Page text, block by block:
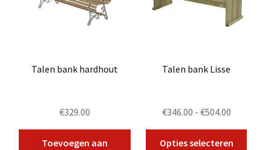
Talen bank hardhout
€329.00
Toevoegen aan
Talen bank Lisse
€346.00 - €504.00
€346.00
tot
Opties selecteren